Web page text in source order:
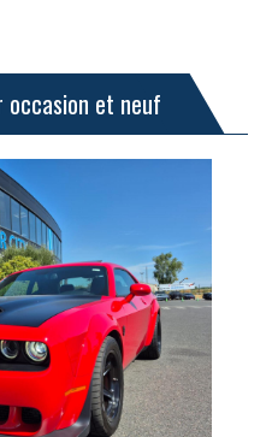
occasion et neuf